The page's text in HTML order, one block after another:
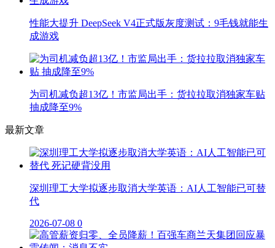
性能大提升 DeepSeek V4正式版灰度测试：9毛钱就能生
成游戏
为司机减负超13亿！市监局出手：货拉拉取消独家车贴
抽成降至9%
最新文章
深圳理工大学拟逐步取消大学英语：AI人工智能已可替
代
2026-07-08 0